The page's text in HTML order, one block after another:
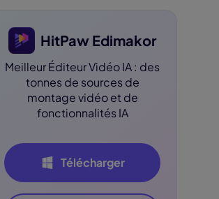
HitPaw Edimakor
Meilleur Éditeur Vidéo IA : des
tonnes de sources de
montage vidéo et de
fonctionnalités IA
Télécharger